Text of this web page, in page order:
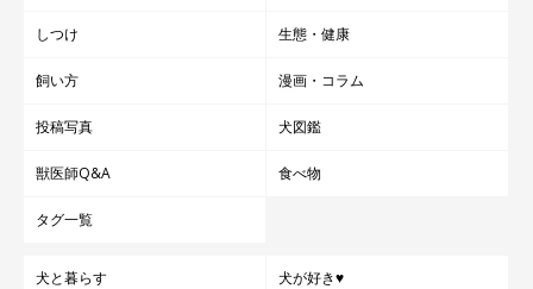
しつけ 生態・健康
飼い方 漫画・コラム
投稿写真 犬図鑑
獣医師Q&A 食べ物
タグ一覧
犬と暮らす 犬が好き♥